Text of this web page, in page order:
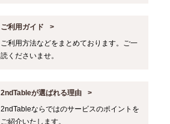
ご利用ガイド
ご利用方法などをまとめております。ご一
読くださいませ。
2ndTableが選ばれる理由
2ndTableならではのサービスのポイントを
ご紹介いたします。